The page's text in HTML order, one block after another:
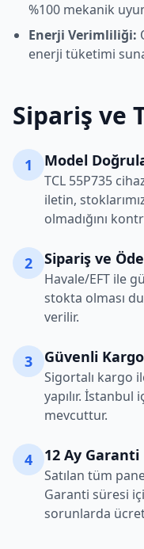
%100 mekanik
Enerji Verimliliği:
enerji tüketimi
Sipariş ve
1 Model
TCL 55P735
iletin,
olmadığını
2 Sipariş ve
Havale/EFT ile
stokta olması
verilir.
3 Güvenli
Sigortalı kargo
yapılır. İstanbul
mevcuttur.
4 12 Ay Garanti
Satılan tüm
Garanti süresi
sorunlarda